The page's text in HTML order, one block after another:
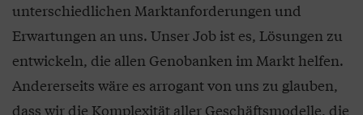
unterschiedlichen Marktanforderungen und
Erwartungen an uns. Unser Job ist es, Lösungen zu
entwickeln, die allen Genobanken im Markt helfen.
Andererseits wäre es arrogant von uns zu glauben,
dass wir die Komplexität aller Geschäftsmodelle, die